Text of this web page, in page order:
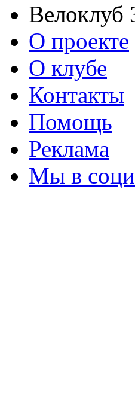
Велоклуб
О проекте
О клубе
Контакты
Помощь
Реклама
Мы в